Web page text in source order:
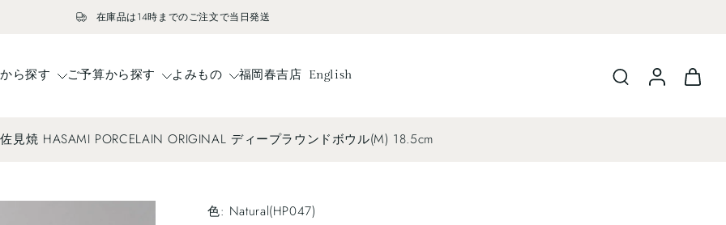
在庫品は14時までのご注文で当日発送
ら探す ご予算から探す よみもの 福岡春吉店 English
見焼 HASAMI PORCELAIN ORIGINAL ディープラウンドボウル(M) 18.5cm
色: Natural(HP047)